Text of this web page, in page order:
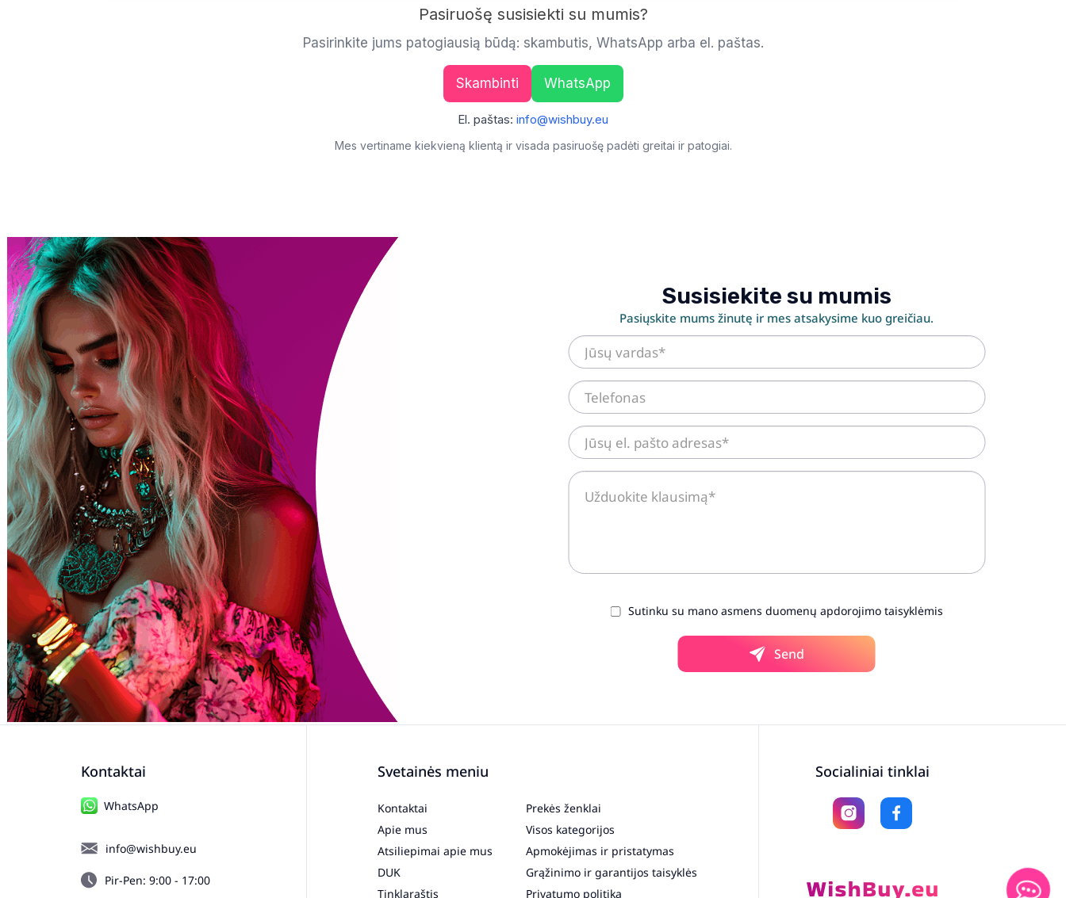
Pasiruošę susisiekti su mumis?
Pasirinkite jums patogiausią būdą: skambutis, WhatsApp arba el. paštas.
Skambinti WhatsApp
El. paštas: info@wishbuy.eu
Mes vertiname kiekvieną klientą ir visada pasiruošę padėti greitai ir patogiai.
Susisiekite su mumis
Pasiųskite mums žinutę ir mes atsakysime kuo greičiau.
Sutinku su mano asmens duomenų apdorojimo taisyklėmis
Send
Kontaktai
WhatsApp
info@wishbuy.eu
Pir-Pen: 9:00 - 17:00
Svetainės meniu
Kontaktai
Apie mus
Atsiliepimai apie mus
DUK
Tinklaraštis
Prekės ženklai
Visos kategorijos
Apmokėjimas ir pristatymas
Grąžinimo ir garantijos taisyklės
Privatumo politika
Socialiniai tinklai